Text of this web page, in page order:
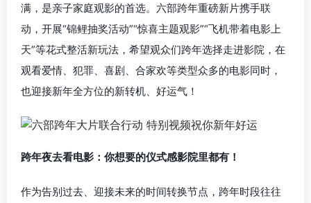
满，是亲子家庭观影的首选。六部跨年重磅新片携手联
动，开展“锦鲤抽奖活动”“惊喜主题观影”“飞机带着电影上
天”等花式整活新玩法，希望观众们跨年选择走进影院，在
观看爱情、犯罪、喜剧、合家欢等类型众多的电影同时，
也迎接新年全方位的新转机、好运气！
跨年夜去看电影：你想要的仪式感影院里都有！
作为告别过去、迎接未来的时间转换节点，跨年时段往往